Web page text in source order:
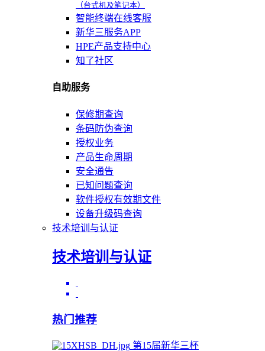
（台式机及笔记本）
智能终端在线客服
新华三服务APP
HPE产品支持中心
知了社区
自助服务
保修期查询
条码防伪查询
授权业务
产品生命周期
安全通告
已知问题查询
软件授权有效期文件
设备升级码查询
技术培训与认证
技术培训与认证
热门推荐
第15届新华三杯